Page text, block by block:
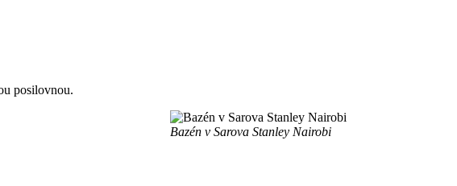
posilovnou.
Bazén v Sarova Stanley Nairobi